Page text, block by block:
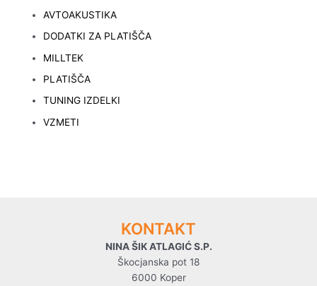
AVTOAKUSTIKA
DODATKI ZA PLATIŠČA
MILLTEK
PLATIŠČA
TUNING IZDELKI
VZMETI
KONTAKT
NINA ŠIK ATLAGIĆ S.P.
Škocjanska pot 18
6000 Koper